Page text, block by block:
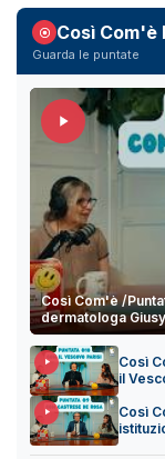
Così Com'è
Guarda le puntate
Così Com'è /
dermatologa
Così
il
Così